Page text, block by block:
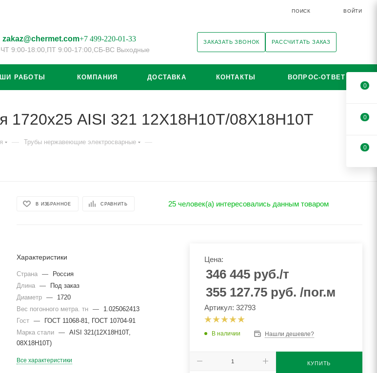
ПОИСК ВОЙТИ
zakaz@chermet.com+7 499-220-01-33
9:00-18:00, ПТ 9:00-17:00, СБ-ВС Выходные
ЗАКАЗАТЬ ЗВОНОК РАССЧИТАТЬ ЗАКАЗ
РАБОТЫ КОМПАНИЯ ДОСТАВКА КОНТАКТЫ ВОПРОС-ОТВЕТ
1720х25 AISI 321 12Х18Н10Т/08Х18Н10Т
— Трубы нержавеющие электросварные —
В ИЗБРАННОЕ СРАВНИТЬ 25 человек(а) интересовались данным товаром
Характеристики
Страна —
Россия
Длина
—
Под заказ
Диаметр
—
1720
Вес погонного метра. тн
—
1.025062413
Гост
—
ГОСТ 11068-81, ГОСТ 10704-91
Марка стали
—
AISI 321(12Х18Н10Т,
08Х18Н10Т)
Все характеристики
Цена:
346 445руб./т
355 127.75 руб. /пог.м
Артикул: 32793
В наличии Нашли дешевле?
КУПИТЬ
0
0
0